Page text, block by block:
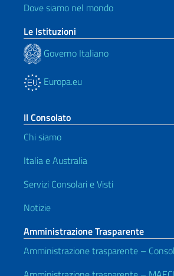
Dove siamo nel mondo
Le Istituzioni
Governo Italiano
Europa.eu
Il Consolato
Chi siamo
Italia e Australia
Servizi Consolari e Visti
Notizie
Amministrazione Trasparente
Amministrazione trasparente –